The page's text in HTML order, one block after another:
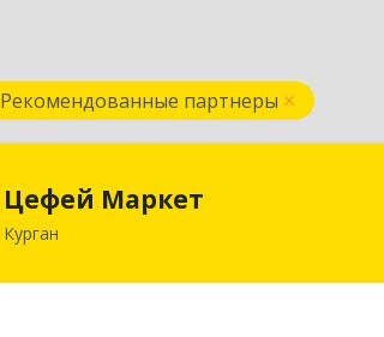
Рекомендованные партнеры
Цефей Маркет
Курган